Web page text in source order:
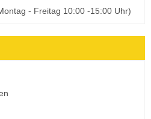
- Freitag 10:00 -15:00 Uhr)